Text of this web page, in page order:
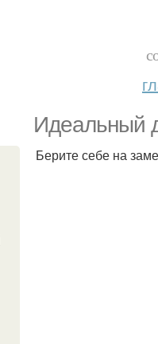
Идеальный
Берите себе на